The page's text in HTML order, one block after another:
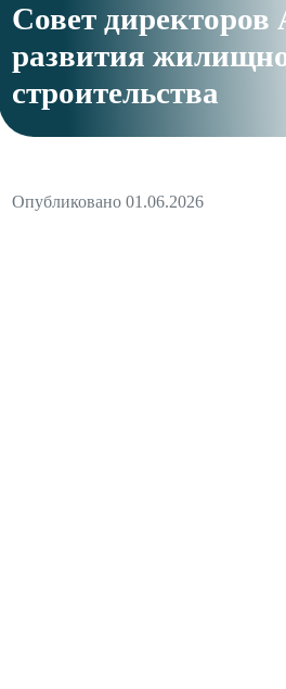
Совет директоров
развития
строительства
Опубликовано 01.06.2026